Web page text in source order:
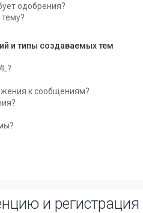
одобрения?
и типы создаваемых тем
к сообщениям?
и регистрация